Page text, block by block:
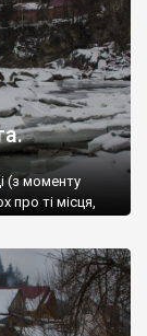
(з моменту
ті місця,